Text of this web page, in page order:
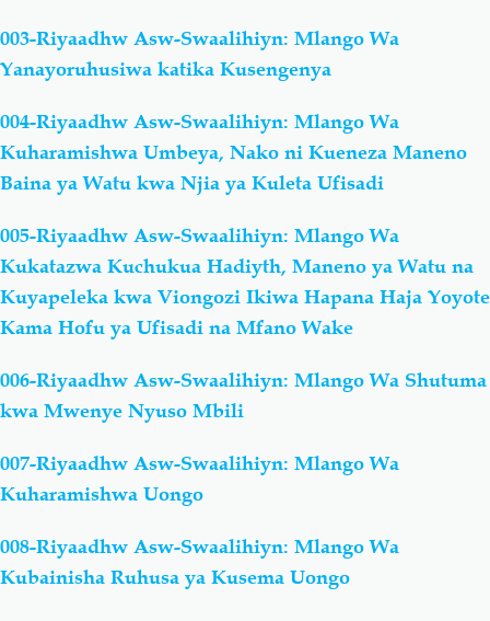
003-Riyaadhw Asw-Swaalihiyn: Mlango Wa
Yanayoruhusiwa katika Kusengenya
004-Riyaadhw Asw-Swaalihiyn: Mlango Wa
Kuharamishwa Umbeya, Nako ni Kueneza Maneno
Baina ya Watu kwa Njia ya Kuleta Ufisadi
005-Riyaadhw Asw-Swaalihiyn: Mlango Wa
Kukatazwa Kuchukua Hadiyth, Maneno ya Watu na
Kuyapeleka kwa Viongozi Ikiwa Hapana Haja Yoyote
Kama Hofu ya Ufisadi na Mfano Wake
006-Riyaadhw Asw-Swaalihiyn: Mlango Wa Shutuma
kwa Mwenye Nyuso Mbili
007-Riyaadhw Asw-Swaalihiyn: Mlango Wa
Kuharamishwa Uongo
008-Riyaadhw Asw-Swaalihiyn: Mlango Wa
Kubainisha Ruhusa ya Kusema Uongo